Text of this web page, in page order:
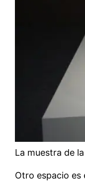
La muestra de
Otro espacio es